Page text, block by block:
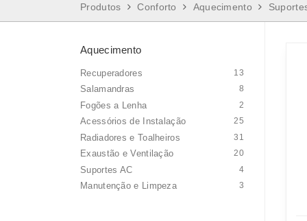
Produtos Conforto Aquecimento
Aquecimento
Recuperadores 13
Salamandras 8
Fogões a Lenha 2
Acessórios de Instalação 25
Radiadores e Toalheiros 31
Exaustão e Ventilação 20
Suportes AC 4
Manutenção e Limpeza 3